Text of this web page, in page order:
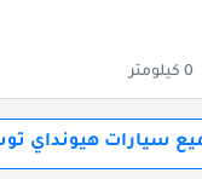
0 كيلومتر
سيارات هيونداي